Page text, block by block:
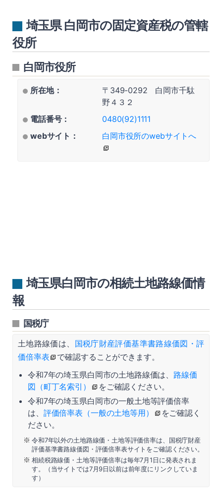
埼玉県 白岡市の固定資産税の管轄
役所
白岡市役所
所在地：
〒349-0292 白岡市千駄
野４３２
電話番号：
0480(92)1111
webサイト：
白岡市役所のwebサイトへ
埼玉県白岡市の相続土地路線価情
報
国税庁
土地路線価は、 国税庁財産評価基準書路線価図・評
価倍率表
で確認することができます。
令和7年の埼玉県白岡市の土地路線価は、 路線価
図（町丁名索引）
をご確認ください。
令和7年の埼玉県白岡市の一般土地等評価倍率
は、 評価倍率表（一般の土地等用）
をご確認く
ださい。
令和7年以外の土地路線価・土地等評価倍率は、国税庁財産
評価基準書路線価図・評価倍率表サイトをご確認ください。
相続税路線価・土地等評価倍率は毎年7月1日に発表されま
す。（当サイトでは7月9日以前は前年度にリンクしていま
す）